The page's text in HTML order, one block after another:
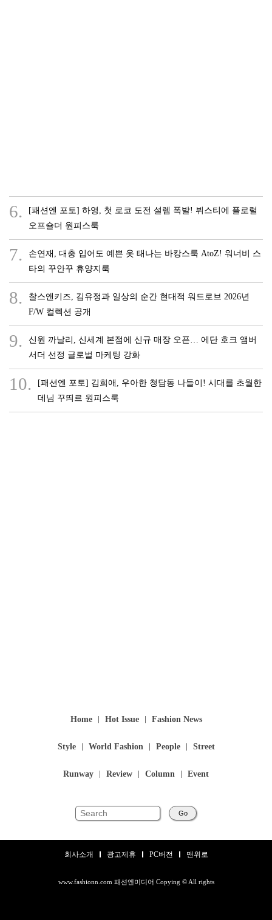
6.
[패션엔 포토] 하영, 첫 로코 도전 설렘 폭발! 뷔스티에 플로럴
오프숄더 원피스룩
7.
손연재, 대충 입어도 예쁜 옷 태나는 바캉스룩 AtoZ! 워너비 스
타의 꾸안꾸 휴양지룩
8.
찰스앤키즈, 김유정과 일상의 순간 현대적 워드로브 2026년
F/W 컬렉션 공개
9.
신원 까날리, 신세계 본점에 신규 매장 오픈… 에단 호크 앰버
서더 선정 글로벌 마케팅 강화
10.
[패션엔 포토] 김희애, 우아한 청담동 나들이! 시대를 초월한
데님 꾸띄르 원피스룩
Home Hot Issue Fashion News
Style World Fashion People Street
Runway Review Column Event
Go
회사소개 광고제휴 PC버전 맨위로
www.fashionn.com 패션엔미디어 Copying © All rights